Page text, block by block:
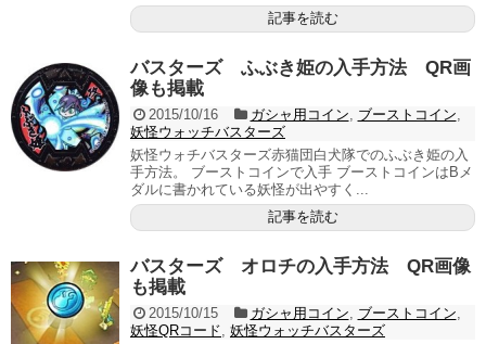
記事を読む
バスターズ ふぶき姫の入手方法 QR画
像も掲載
2015/10/16 ガシャ用コイン, ブーストコイン,
妖怪ウォッチバスターズ
妖怪ウォチバスターズ赤猫団白犬隊でのふぶき姫の入
手方法。 ブーストコインで入手 ブーストコインはBメ
ダルに書かれている妖怪が出やすく...
記事を読む
バスターズ オロチの入手方法 QR画像
も掲載
2015/10/15 ガシャ用コイン, ブーストコイン,
妖怪QRコード, 妖怪ウォッチバスターズ